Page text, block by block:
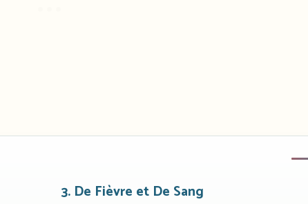
3. De Fièvre et De Sang